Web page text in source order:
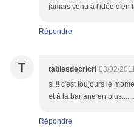
jamais venu à l'idée d'en
Répondre
T tablesdecricri 03/02/
si !! c'est toujours le
et à la banane en
Répondre